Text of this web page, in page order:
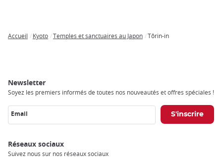
Accueil Kyoto Temples et sanctuaires au Japon Tôrin-in
Newsletter
Soyez les premiers informés de toutes nos nouveautés et offres spéciales !
Email
Réseaux sociaux
Suivez nous sur nos réseaux sociaux